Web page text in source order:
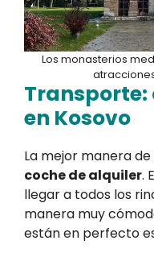
Los monasterios
Transporte:
en Kosovo
La mejor manera
coche de alquiler.
llegar a todos los
manera muy
están en perfecto